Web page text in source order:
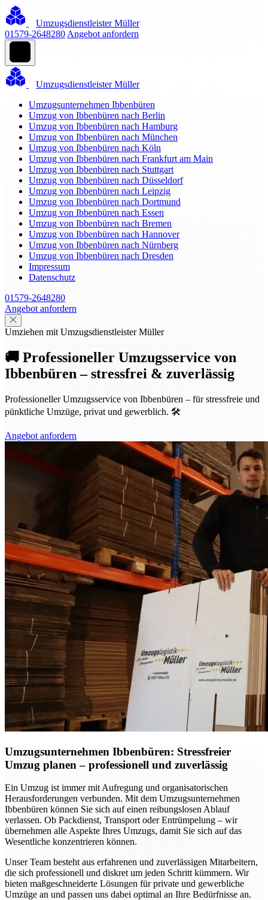
Umzugsdienstleister Müller
01579-2648280 Angebot anfordern
Umzugsdienstleister Müller
Umzugsunternehmen Ibbenbüren
Umzug von Ibbenbüren nach Berlin
Umzug von Ibbenbüren nach Hamburg
Umzug von Ibbenbüren nach München
Umzug von Ibbenbüren nach Köln
Umzug von Ibbenbüren nach Frankfurt am Main
Umzug von Ibbenbüren nach Stuttgart
Umzug von Ibbenbüren nach Düsseldorf
Umzug von Ibbenbüren nach Leipzig
Umzug von Ibbenbüren nach Dortmund
Umzug von Ibbenbüren nach Essen
Umzug von Ibbenbüren nach Bremen
Umzug von Ibbenbüren nach Hannover
Umzug von Ibbenbüren nach Nürnberg
Umzug von Ibbenbüren nach Dresden
Impressum
Datenschutz
01579-2648280
Angebot anfordern
Umziehen mit Umzugsdienstleister Müller
🚚 Professioneller Umzugsservice von
Ibbenbüren – stressfrei & zuverlässig
Professioneller Umzugsservice von Ibbenbüren – für stressfreie und
pünktliche Umzüge, privat und gewerblich. 🛠️
Angebot anfordern
Umzugsunternehmen Ibbenbüren: Stressfreier
Umzug planen – professionell und zuverlässig
Ein Umzug ist immer mit Aufregung und organisatorischen
Herausforderungen verbunden. Mit dem Umzugsunternehmen
Ibbenbüren können Sie sich auf einen reibungslosen Ablauf
verlassen. Ob Packdienst, Transport oder Entrümpelung – wir
übernehmen alle Aspekte Ihres Umzugs, damit Sie sich auf das
Wesentliche konzentrieren können.
Unser Team besteht aus erfahrenen und zuverlässigen Mitarbeitern,
die sich professionell und diskret um jeden Schritt kümmern. Wir
bieten maßgeschneiderte Lösungen für private und gewerbliche
Umzüge an und passen uns dabei optimal an Ihre Bedürfnisse an.